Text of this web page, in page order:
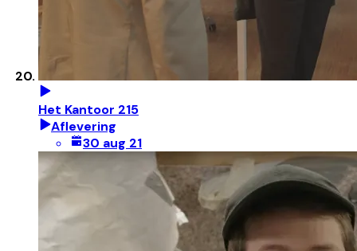
Het Kantoor 215
Aflevering
30 aug 21